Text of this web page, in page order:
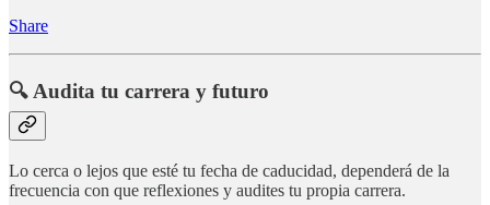
Share
🔍 Audita tu carrera y futuro
Lo cerca o lejos que esté tu fecha de caducidad, dependerá de la
frecuencia con que reflexiones y audites tu propia carrera.